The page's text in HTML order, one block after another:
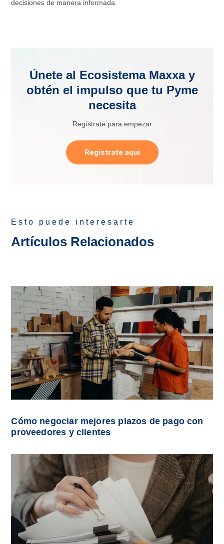
decisiones de manera informada.
Únete al Ecosistema Maxxa y
obtén el impulso que tu Pyme
necesita
Regístrate para empezar
Registrate aquí
Esto puede interesarte
Artículos Relacionados
Cómo negociar mejores plazos de pago con
proveedores y clientes